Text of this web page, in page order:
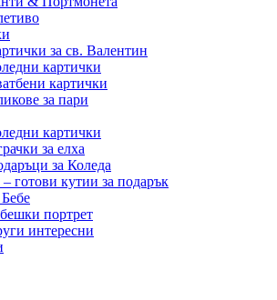
за св. Валентин
картички
картички
за пари
картички
за елха
за Коледа
готови кутии за подарък
портрет
интересни